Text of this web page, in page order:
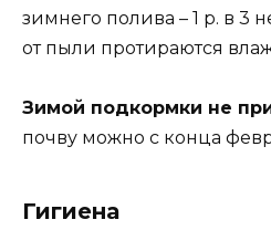
зимнего полива – 1 р. в 3
от пыли протираются
Зимой подкормки не
почву можно с конца
Гигиена